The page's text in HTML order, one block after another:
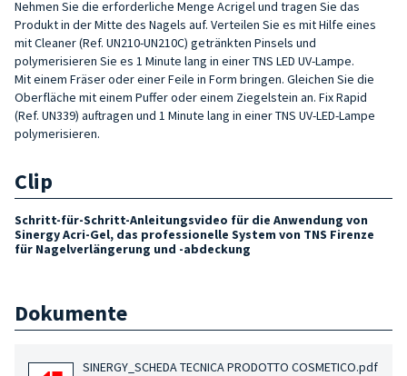
Nehmen Sie die erforderliche Menge Acrigel und tragen Sie das
Produkt in der Mitte des Nagels auf. Verteilen Sie es mit Hilfe eines
mit Cleaner (Ref. UN210-UN210C) getränkten Pinsels und
polymerisieren Sie es 1 Minute lang in einer TNS LED UV-Lampe.
Mit einem Fräser oder einer Feile in Form bringen. Gleichen Sie die
Oberfläche mit einem Puffer oder einem Ziegelstein an. Fix Rapid
(Ref. UN339) auftragen und 1 Minute lang in einer TNS UV-LED-Lampe
polymerisieren.
Clip
Schritt-für-Schritt-Anleitungsvideo für die Anwendung von
Sinergy Acri-Gel, das professionelle System von TNS Firenze
für Nagelverlängerung und -abdeckung
Dokumente
SINERGY_SCHEDA TECNICA PRODOTTO COSMETICO.pdf